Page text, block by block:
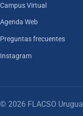
Campus Virtual
Agenda Web
Preguntas frecuentes
Instagram
© 2026 FLACSO